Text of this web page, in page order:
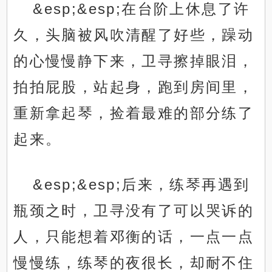
&esp;&esp;在台阶上休息了许
久，头脑被风吹清醒了好些，躁动
的心慢慢静下来，卫寻擦掉眼泪，
拍拍屁股，站起身，跑到房间里，
重新拿起琴，捡着最难的部分练了
起来。
&esp;&esp;后来，练琴再遇到
瓶颈之时，卫寻没有了可以哭诉的
人，只能想着邓衡的话，一点一点
慢慢练，练琴的夜很长，却耐不住